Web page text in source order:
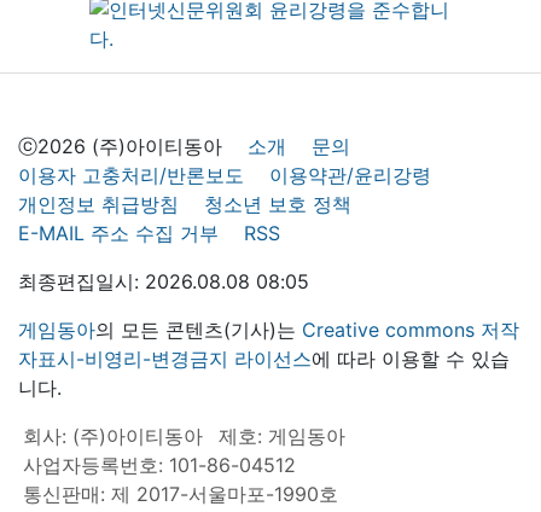
ⓒ2026 (주)아이티동아 소개
문의
이용자 고충처리/반론보도
이용약관/윤리강령
개인정보 취급방침
청소년 보호 정책
E-MAIL 주소 수집 거부
RSS
최종편집일시: 2026.08.08 08:05
게임동아의 모든 콘텐츠(기사)는 Creative commons 저작
자표시-비영리-변경금지 라이선스에 따라 이용할 수 있습
니다.
회사: (주)아이티동아
제호: 게임동아
사업자등록번호: 101-86-04512
통신판매: 제 2017-서울마포-1990호